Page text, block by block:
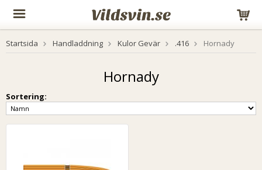
Startsida Handladdning Kulor Gevär .416 Hornady
Hornady
Sortering: